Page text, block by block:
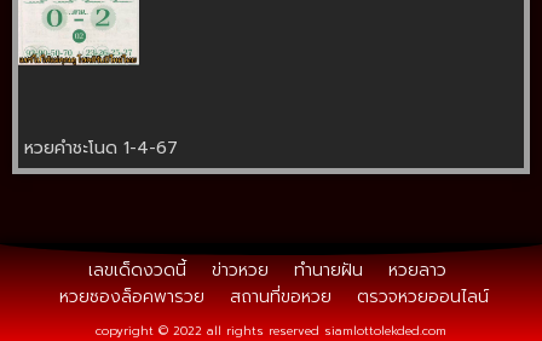
หวยคำชะโนด 1-4-67
เลขเด็ดงวดนี้ ข่าวหวย ทำนายฝัน
หวยลาว
หวยซองล็อคพารวย
สถานที่ขอหวย ตรวจหวยออนไลน์
copyright © 2022 all rights reserved siamlottolekded.com